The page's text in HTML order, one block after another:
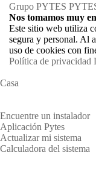
Grupo PYTES
Nos tomamos muy
Este sitio web utiliza
segura y personal. Al
uso de cookies con
Política de privacidad
Casa
Encuentre un instalador
Aplicación Pytes
Actualizar mi sistema
Calculadora del sistema